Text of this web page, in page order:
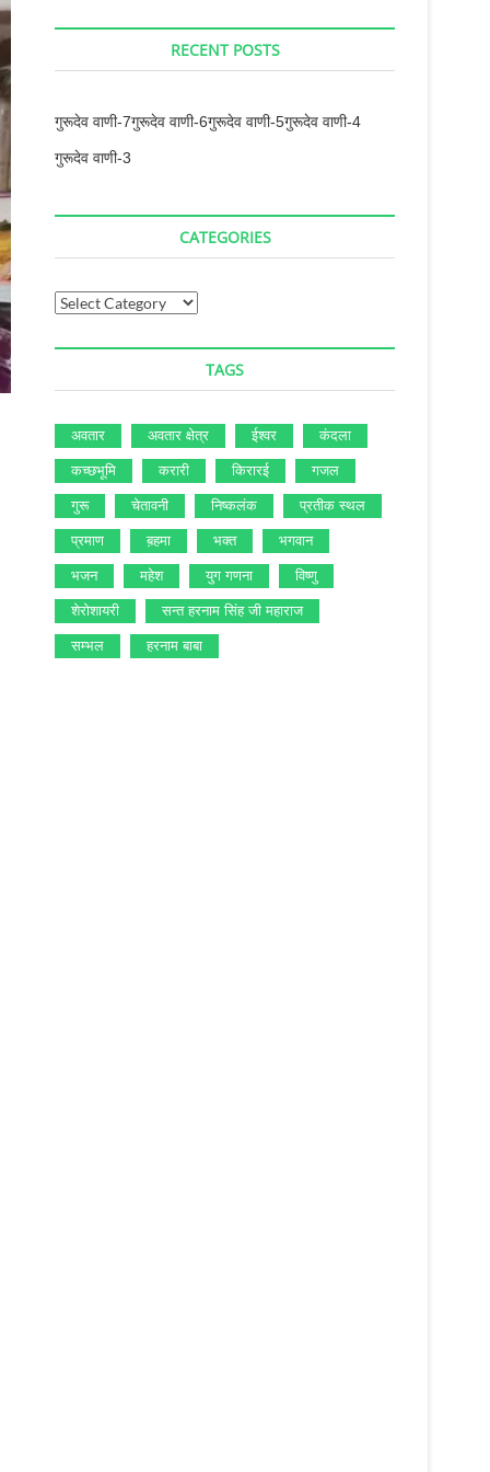
RECENT POSTS
गुरूदेव वाणी-7गुरूदेव वाणी-6गुरूदेव वाणी-5गुरूदेव वाणी-4
गुरूदेव वाणी-3
CATEGORIES
Categories
TAGS
अवतार अवतार क्षेत्र ईश्‍वर कंदला
कच्‍छभूमि करारी किरारई गजल
गुरू चेतावनी निष्‍कलंक प्रतीक स्‍थल
प्रमाण ब़हमा भक्‍त भगवान
भजन महेश युग गणना विष्‍णु
शेरोशायरी सन्‍त हरनाम सिंह जी महाराज
सम्‍भल हरनाम बाबा